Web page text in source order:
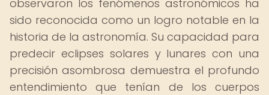
observaron los fenómenos astronómicos ha
sido reconocida como un logro notable en la
historia de la astronomía. Su capacidad para
predecir eclipses solares y lunares con una
precisión asombrosa demuestra el profundo
entendimiento que tenían de los cuerpos